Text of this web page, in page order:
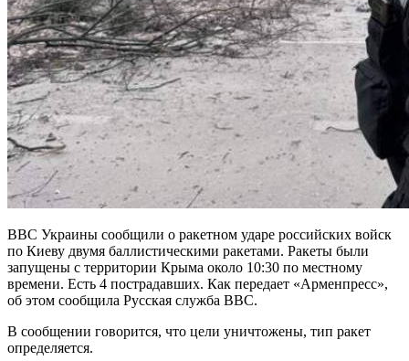
ВВС Украины сообщили о ракетном ударе российских войск
по Киеву двумя баллистическими ракетами. Ракеты были
запущены с территории Крыма около 10:30 по местному
времени. Есть 4 пострадавших. Как передает «Арменпресс»,
об этом сообщила Русская служба BBC.
В сообщении говорится, что цели уничтожены, тип ракет
определяется.